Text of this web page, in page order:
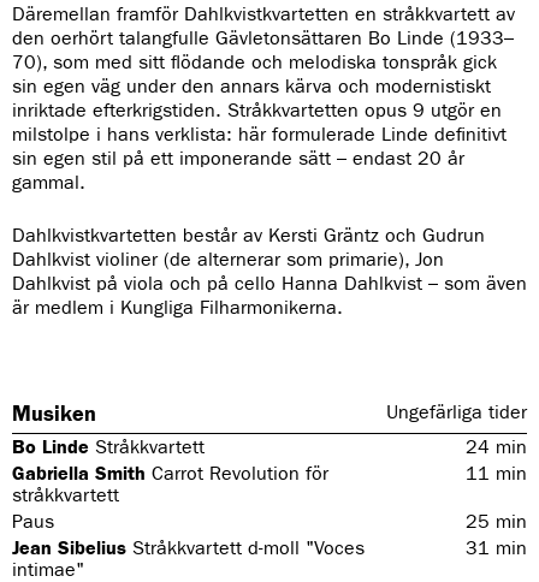
Däremellan framför Dahlkvistkvartetten en stråkkvartett av
den oerhört talangfulle Gävletonsättaren Bo Linde (1933–
70), som med sitt flödande och melodiska tonspråk gick
sin egen väg under den annars kärva och modernistiskt
inriktade efterkrigstiden. Stråkkvartetten opus 9 utgör en
milstolpe i hans verklista: här formulerade Linde definitivt
sin egen stil på ett imponerande sätt – endast 20 år
gammal.
Dahlkvistkvartetten består av Kersti Gräntz och Gudrun
Dahlkvist violiner (de alternerar som primarie), Jon
Dahlkvist på viola och på cello Hanna Dahlkvist – som även
är medlem i Kungliga Filharmonikerna.
Musiken
Ungefärliga tider
Bo Linde Stråkkvartett 24 min
Gabriella Smith Carrot Revolution för
stråkkvartett
11 min
Paus 25 min
Jean Sibelius Stråkkvartett d-moll "Voces
intimae"
31 min